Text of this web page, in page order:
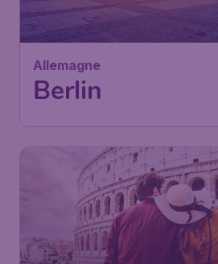
Berlin
Brandebourg